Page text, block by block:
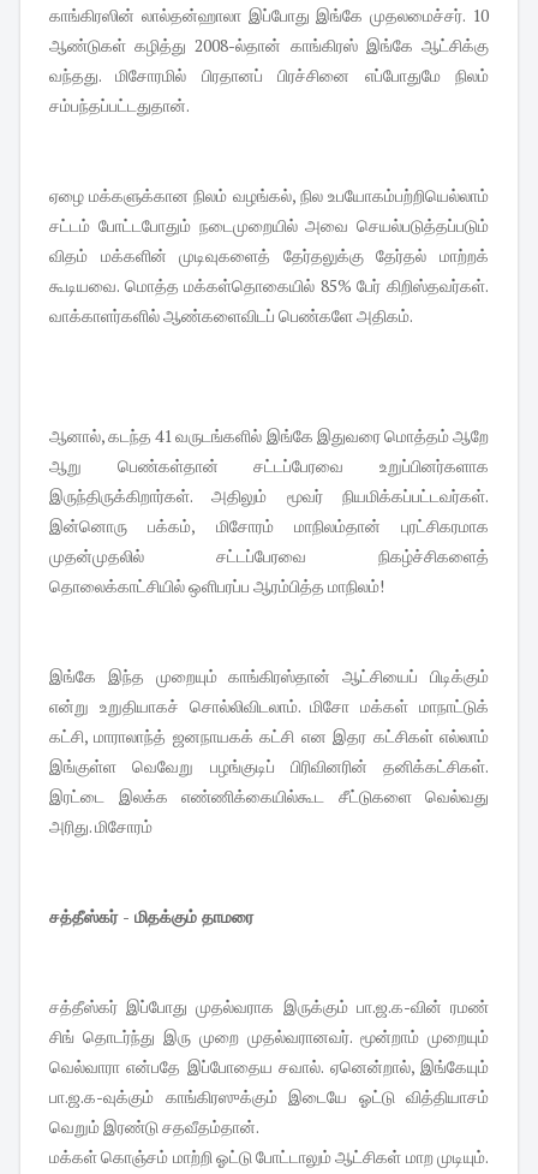
காங்கிரஸின் லால்தன்ஹாலா இப்போது இங்கே முதலமைச்சர். 10
ஆண்டுகள் கழித்து 2008-ல்தான் காங்கிரஸ் இங்கே ஆட்சிக்கு
வந்தது. மிசோரமில் பிரதானப் பிரச்சினை எப்போதுமே நிலம்
சம்பந்தப்பட்டதுதான்.
ஏழை மக்களுக்கான நிலம் வழங்கல், நில உபயோகம்பற்றியெல்லாம்
சட்டம் போட்டபோதும் நடைமுறையில் அவை செயல்படுத்தப்படும்
விதம் மக்களின் முடிவுகளைத் தேர்தலுக்கு தேர்தல் மாற்றக்
கூடியவை. மொத்த மக்கள்தொகையில் 85% பேர் கிறிஸ்தவர்கள்.
வாக்காளர்களில் ஆண்களைவிடப் பெண்களே அதிகம்.
ஆனால், கடந்த 41 வருடங்களில் இங்கே இதுவரை மொத்தம் ஆறே
ஆறு பெண்கள்தான் சட்டப்பேரவை உறுப்பினர்களாக
இருந்திருக்கிறார்கள். அதிலும் மூவர் நியமிக்கப்பட்டவர்கள்.
இன்னொரு பக்கம், மிசோரம் மாநிலம்தான் புரட்சிகரமாக
முதன்முதலில் சட்டப்பேரவை நிகழ்ச்சிகளைத்
தொலைக்காட்சியில் ஒளிபரப்ப ஆரம்பித்த மாநிலம்!
இங்கே இந்த முறையும் காங்கிரஸ்தான் ஆட்சியைப் பிடிக்கும்
என்று உறுதியாகச் சொல்லிவிடலாம். மிசோ மக்கள் மாநாட்டுக்
கட்சி, மாராலாந்த் ஜனநாயகக் கட்சி என இதர கட்சிகள் எல்லாம்
இங்குள்ள வெவேறு பழங்குடிப் பிரிவினரின் தனிக்கட்சிகள்.
இரட்டை இலக்க எண்ணிக்கையில்கூட சீட்டுகளை வெல்வது
அரிது. மிசோரம்
சத்தீஸ்கர் - மிதக்கும் தாமரை
சத்தீஸ்கர் இப்போது முதல்வராக இருக்கும் பா.ஜ.க-வின் ரமண்
சிங் தொடர்ந்து இரு முறை முதல்வரானவர். மூன்றாம் முறையும்
வெல்வாரா என்பதே இப்போதைய சவால். ஏனென்றால், இங்கேயும்
பா.ஜ.க-வுக்கும் காங்கிரஸுக்கும் இடையே ஓட்டு வித்தியாசம்
வெறும் இரண்டு சதவீதம்தான்.
மக்கள் கொஞ்சம் மாற்றி ஓட்டு போட்டாலும் ஆட்சிகள் மாற முடியும்.